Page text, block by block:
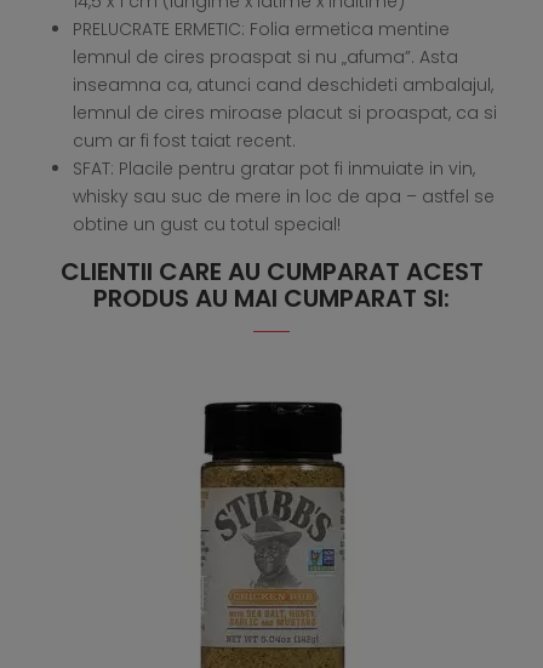
PRELUCRATE ERMETIC: Folia ermetica mentine
lemnul de cires proaspat si nu „afuma”. Asta
inseamna ca, atunci cand deschideti ambalajul,
lemnul de cires miroase placut si proaspat, ca si
cum ar fi fost taiat recent.
SFAT: Placile pentru gratar pot fi inmuiate in vin,
whisky sau suc de mere in loc de apa – astfel se
obtine un gust cu totul special!
CLIENTII CARE AU CUMPARAT ACEST
PRODUS AU MAI CUMPARAT SI: